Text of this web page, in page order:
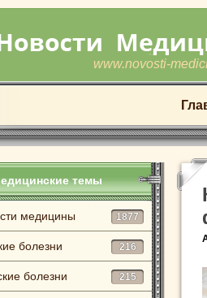
www.novosti-
темы
медицины 1877
болезни 216
болезни 215